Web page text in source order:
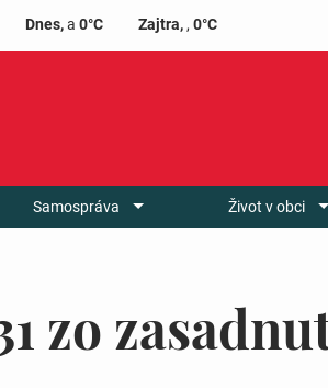
Dnes, a 0°C Zajtra,, 0°C
Samospráva Život v obci
zo